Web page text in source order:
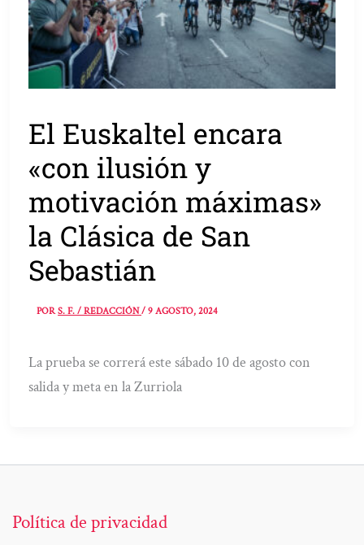
El Euskaltel encara
«con ilusión y
motivación máximas»
la Clásica de San
Sebastián
PORS. F. / REDACCIÓN/9 AGOSTO, 2024
La prueba se correrá este sábado 10 de agosto con
salida y meta en la Zurriola
Política de privacidad